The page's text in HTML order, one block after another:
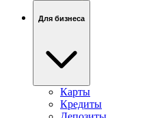
Для бизнеса
Карты
Кредиты